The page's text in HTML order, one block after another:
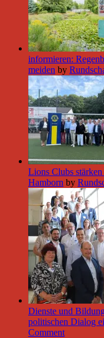
informieren:
meiden by
Lions Clubs
Hamborn by
Dienste und
politischen Dialog
Comment